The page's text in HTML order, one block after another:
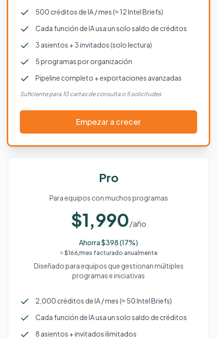
500 créditos de IA / mes (≈ 12 Intel Briefs)
Cada función de IA usa un solo saldo de créditos
3 asientos + 3 invitados (solo lectura)
5 programas por organización
Pipeline completo + exportaciones avanzadas
Suficiente para 10 cartas de consulta o 5 solicitudes
Empezar a crecer
Pro
Para equipos con muchos programas
$1,990/año
Ahorra $398 (17%)
≈ $166/mes facturado anualmente
Diseñado para equipos que gestionan múltiples
programas e iniciativas
2,000 créditos de IA / mes (≈ 50 Intel Briefs)
Cada función de IA usa un solo saldo de créditos
8 asientos + invitados ilimitados